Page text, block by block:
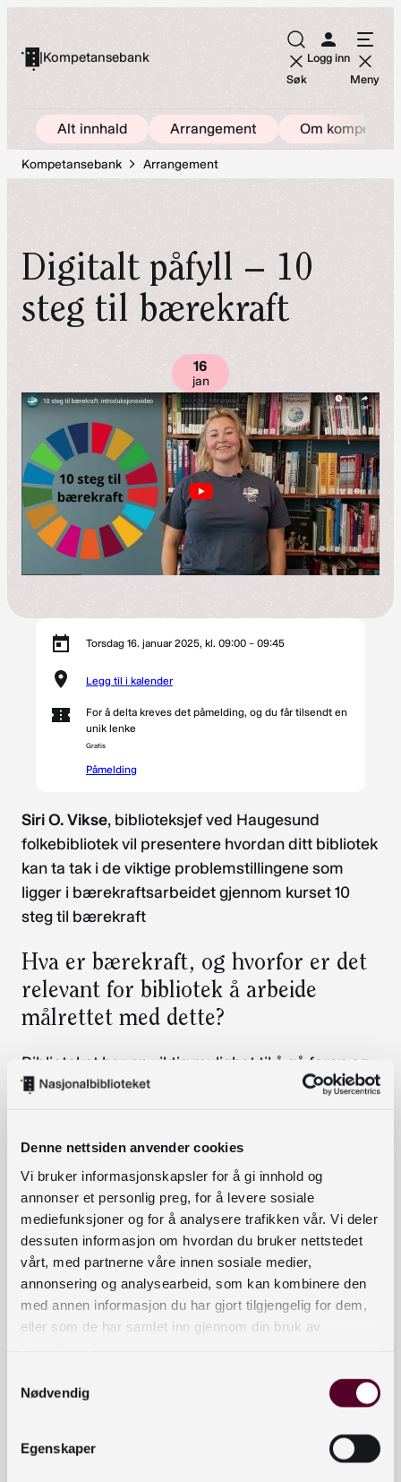
Denne nettsiden anvender cookies
Vi bruker informasjonskapsler for å gi innhold og
annonser et personlig preg, for å levere sosiale
mediefunksjoner og for å analysere trafikken vår. Vi deler
dessuten informasjon om hvordan du bruker nettstedet
vårt, med partnerne våre innen sosiale medier,
annonsering og analysearbeid, som kan kombinere den
med annen informasjon du har gjort tilgjengelig for dem,
eller som de har samlet inn gjennom din bruk av
Nødvendig
Egenskaper
innhold
|Kompetansebank
Søk
Logg inn
Meny
Alt innhald Arrangement Om
Kompetansebank Arrangement
Digitalt påfyll – 10
steg til bærekraft
16
jan
Torsdag 16. januar 2025, kl. 09:00 – 09:45
Legg til i kalender
For å delta kreves det påmelding, og du får tilsendt en
unik lenke
Gratis
Påmelding
Siri O. Vikse, biblioteksjef ved Haugesund
folkebibliotek vil presentere hvordan ditt bibliotek
kan ta tak i de viktige problemstillingene som
ligger i bærekraftsarbeidet gjennom kurset 10
steg til bærekraft
Hva er bærekraft, og hvorfor er det
relevant for bibliotek å arbeide
målrettet med dette?
Biblioteket har en viktig mulighet til å gå foran og
vise vei i bærekraftsarbeidet. Som kunnskaps- og
Kurset «10 steg til bærekraft» gir deg
grunnleggende kunnskap om bærekraft og lærer
deg hvordan du kan integrere klima- og
miljømessig, sosial og økonomisk bærekraft i
bibliotekets daglige drift. Gjennom 10 konkrete
steg kan du utvikle din egen bærekraftstrategi for
bibliotek.
samarbeidsprosjektet
Agder fylkesbibliotek er ansvarlig for